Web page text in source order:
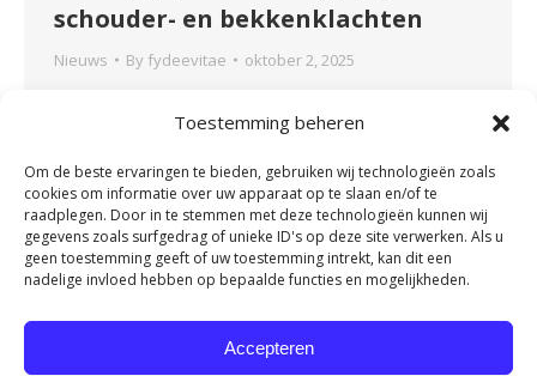
Toestemming beheren
Om de beste ervaringen te bieden, gebruiken wij technologieën zoals
cookies om informatie over uw apparaat op te slaan en/of te
raadplegen. Door in te stemmen met deze technologieën kunnen wij
gegevens zoals surfgedrag of unieke ID's op deze site verwerken. Als u
geen toestemming geeft of uw toestemming intrekt, kan dit een
nadelige invloed hebben op bepaalde functies en mogelijkheden.
Accepteren
schouder- en bekkenklachten
Nieuws By fydeevitae oktober 2, 2025
rugpijn, schouder-, bekken- en beenklachten
lichamelijke klachten die het dagelijks leven
beïnvloeden. Soms ontstaan ze plotseling door
een verkeerde beweging of val, in andere
gevallen sluipen ze er langzaam in door een
overbelasting. Rug- of nekklachten,…